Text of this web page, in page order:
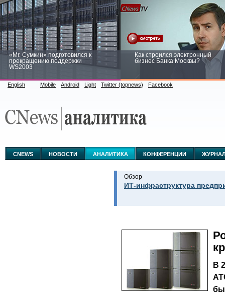
«Mr. Сумкин» подготовился к
прекращению поддержки
WS2003
Как строился электронный
бизнес Банка Москвы?
аналитике
English Mobile Android Light Twitter (topnews) Facebook
CNEWS НОВОСТИ АНАЛИТИКА КОНФЕРЕНЦИИ
Обзор
ИТ-инфраструктура
В